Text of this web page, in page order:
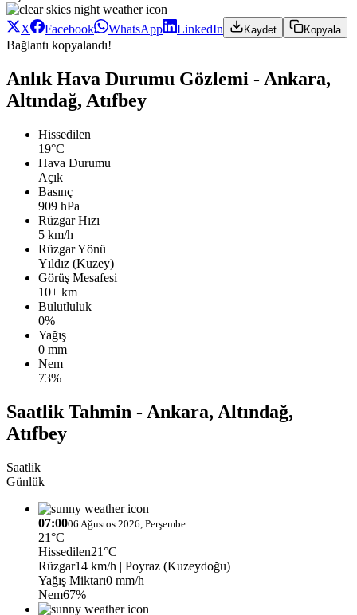
X Facebook WhatsApp LinkedIn Kaydet Kopyala
Bağlantı kopyalandı!
Anlık Hava Durumu Gözlemi - Ankara,
Altındağ, Atıfbey
Hissedilen
19°C
Hava Durumu
Açık
Basınç
909 hPa
Rüzgar Hızı
5 km/h
Rüzgar Yönü
Yıldız (Kuzey)
Görüş Mesafesi
10+ km
Bulutluluk
0%
Yağış
0 mm
Nem
73%
Saatlik Tahmin - Ankara, Altındağ,
Atıfbey
Saatlik
Günlük
07:0006 Ağustos 2026, Perşembe
21°C
Hissedilen21°C
Rüzgar14 km/h | Poyraz (Kuzeydoğu)
Yağış Miktarı0 mm/h
Nem67%